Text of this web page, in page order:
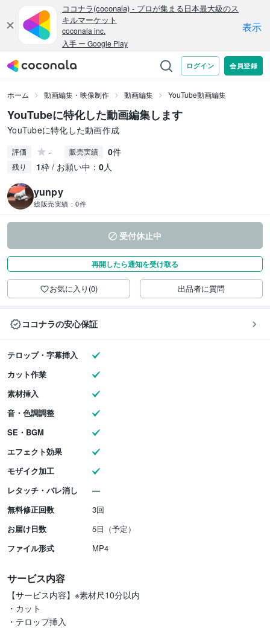
ホーム 動画編集・映像制作 動画編集 YouTube動画編集
YouTubeに特化した動画編集します
YouTubeに特化した動画作成
評価 - 販売実績 0件
残り 1枠 / お願い中： 0人
yunpy
総販売実績： 0件
受付休止中
再開したら通知を受け取る
お気に入り(0) 出品者に質問
ココナラの安心保証
テロップ・字幕挿入
カット作業
素材挿入
音・色調調整
SE・BGM
エフェクト効果
モザイク加工
レタッチ・バレ消し
無料修正回数
3回
お届け日数
5日（予定）
ファイル形式
MP4
サービス内容
【サービス内容】※素材尺10分以内
・カット
・テロップ挿入